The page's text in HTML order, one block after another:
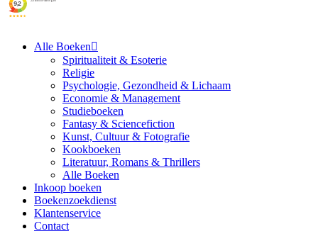
Alle Boeken
Spiritualiteit & Esoterie
Religie
Psychologie, Gezondheid & Lichaam
Economie & Management
Studieboeken
Fantasy & Sciencefiction
Kunst, Cultuur & Fotografie
Kookboeken
Literatuur, Romans & Thrillers
Alle Boeken
Inkoop boeken
Boekenzoekdienst
Klantenservice
Contact